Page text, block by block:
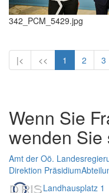
342_PCM_5429.jpg
|< << 1 2 3
Wenn Sie
wenden Sie
Amt der Oö.
Direktion Präsidium
Landhausplatz 1